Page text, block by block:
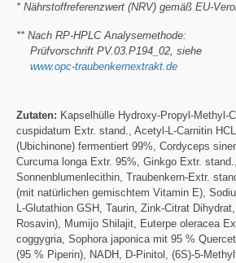
* Nährstoffreferenzwert (NRV) gemäß EU-
** Nach RP-HPLC Analysemethode:
Prüfvorschrift PV.03.P194_02, siehe
www.opc-traubenkernextrakt.de
Zutaten: Kapselhülle Hydroxy-Propyl-Methyl-
cuspidatum Extr. stand., Acetyl-L-Carnitin
(Ubichinone) fermentiert 99%, Cordyceps
Curcuma longa Extr. 95%, Ginkgo Extr.
Sonnenblumenlecithin, Traubenkern-Extr.
(mit natürlichen gemischtem Vitamin E),
L-Glutathion GSH, Taurin, Zink-Citrat
Rosavin), Mumijo Shilajit, Euterpe oleracea
coggygria, Sophora japonica mit 95 %
(95 % Piperin), NADH, D-Pinitol, (6S)-5-